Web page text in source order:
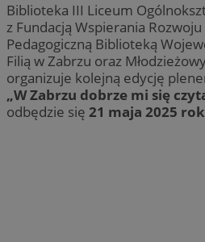
Biblioteka III Liceum
z Fundacją Wspierania Rozwoju
Pedagogiczną Biblioteką
Filią w Zabrzu oraz
organizuje kolejną edycję
„W Zabrzu dobrze mi się
odbędzie się 21 maja 2025